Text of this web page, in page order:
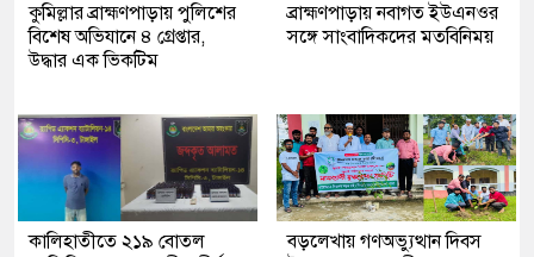
কুমিল্লার ব্রাহ্মণপাড়ায় পুলিশের
বিশেষ অভিযানে ৪ গ্রেপ্তার,
উদ্ধার এক ভিকটিম
ব্রাহ্মণপাড়ায় নবাগত ইউএনওর
সঙ্গে সাংবাদিকদের মতবিনিময়
কালিহাতীতে ২১৯ বোতল
বড়লেখায় গণঅভ্যুত্থান দিবস